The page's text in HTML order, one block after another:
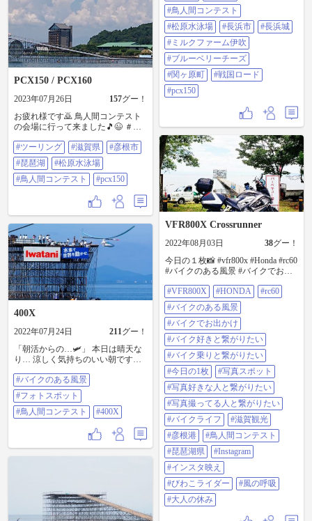
#鳥人間コンテスト
#松原水泳場
#長浜市
#長浜城
#ミルクファーム伊吹
#ブルーベリーチーズ
#関ヶ原町
#戦国ロード
#pcx150
PCX150 / PCX160
2023年07月26日 157グー！
お疲れ様です🙇 鳥人間コンテスト
の会場に行って来ました🎵😉 ＃ツ
湖 ＃松原水泳場 ＃鳥人間コンテス
ト ＃PCX１５０
#ツーリング #滋賀県
#彦根市
#琵琶湖
#松原水泳場
#鳥人間コンテスト
#pcx150
VFR800X Crossrunner
2022年08月03日 38グー！
今日の１枚📸 #vfr800x #Honda #rc60
#バイクのある風景 #バイクでお出
イク乗りと繋がりたい ⁡#今日の1枚
⁡#写真スポット #写真好きな人と繋
がりたい #写真撮ってる人と繋がり
たい ⁡⁡⁡⁡ ⁡#バイクライフ ⁡#滋賀観光 ⁡#彦
根港⁡ ⁡#鳥人間コンテスト ⁡#琵琶湖県⁡
⁡⁡⁡⁡#Instagram ⁡#インスタ映え ⁡#びわこラ
イダー #風の呼吸 #大人の休み ⁡
#VFR800X #HONDA
#rc60
#バイクのある風景
#バイクでお出かけ
#バイク好きと繋がりたい
#バイク乗りと繋がりたい
#今日の1枚
#写真スポット
#写真好きな人と繋がりたい
#写真撮ってる人と繋がりたい
#バイクライフ
#滋賀観光
#彦根港
#鳥人間コンテスト
#琵琶湖県
#Instagram
#インスタ映え
#びわこライダー
#風の呼吸
#大人の休み
400X
2022年07月24日 211グー！
「朝活からの…🛩️」 本日は晴天な
り… 涼しく気持ちのいい朝です🌅
見物に🏍️… 本日はメインイベント
の「人力プロペラ機部門」 さて今
年は、どんなドラマが起こるので
しょうか❓️ 暑さは大敵💦 早めに切
スポット #鳥人間コンテスト #400X
#バイクのある風景
#フォトスポット
#鳥人間コンテスト
#400X